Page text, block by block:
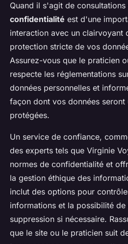
Quand il s'agit de
confidentialité est d'une
interaction avec un clairvoyant
protection stricte de vos
Assurez-vous que le praticien
respecte les réglementations
données personnelles et
façon dont vos données seront
protégées.
Un service de confiance,
des experts tels que Virginie
normes de confidentialité et
la gestion éthique des
inclut des options pour
informations et la possibilité de
suppression si nécessaire.
que le site ou le praticien suit